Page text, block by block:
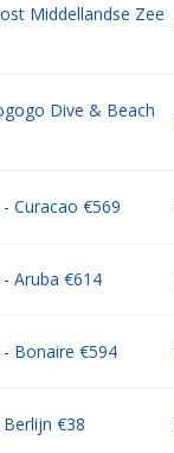
Middellandse Zee
Dive & Beach
Curacao €569
Aruba €614
Bonaire €594
€38